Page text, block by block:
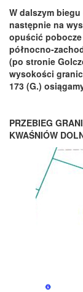
W dalszym
następnie na
opuścić
północno-
(po stronie
wysokości
173 (G.)
PRZEBIEG
KWAŚNIÓW